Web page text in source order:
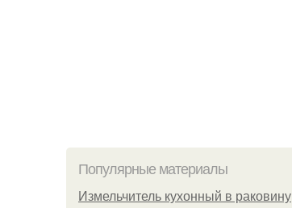
Популярные материалы
Измельчитель кухонный в раковину